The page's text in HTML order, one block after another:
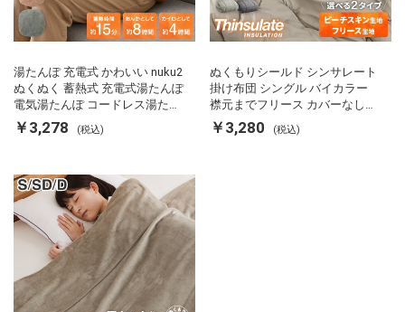
湯たんぽ 充電式 かわいい nuku2
ぬくぬく 蓄熱式 充電式湯たんぽ
電気湯たんぽ コードレス湯たん
ぽ エコ 節電 節約 省エネ 充電式
エコ電気あんか EWT-2143 スリ
￥3,278 (税込)
ぬくもりシールド シンサレート
掛け布団 シングル バイカラー
襟元までフリース カバーなしで
使える 軽い 丸洗い 断熱 保温 抗
菌防臭 洗える 防ダニ 軽量 ホコ
￥3,280 (税込)